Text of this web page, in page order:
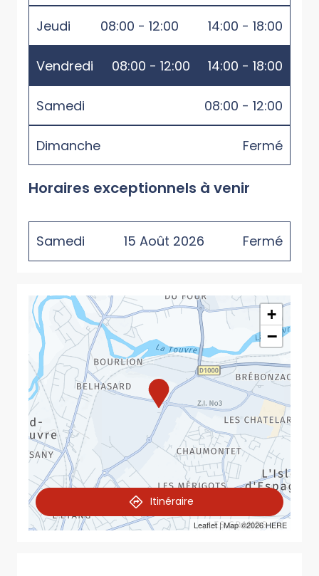
Jeudi 08:00 - 12:00 14:00 - 18:00
Vendredi 08:00 - 12:00 14:00 - 18:00
Samedi 08:00 - 12:00
Dimanche Fermé
Horaires exceptionnels à venir
Samedi 15 Août 2026 Fermé
+
−
Leaflet| Map ©2026HERE
Itinéraire